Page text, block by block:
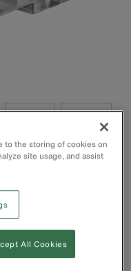
den Kontakten, um
der
für zuverlässigere
Litze
to the storing of cookies on
site usage, and assist
All Cookies